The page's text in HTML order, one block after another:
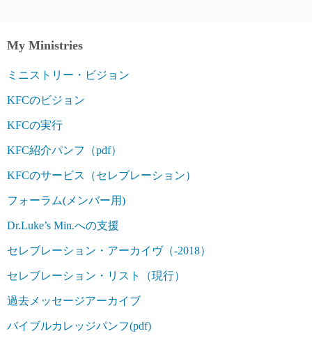
My Ministries
ミニストリー・ビジョン
KFCのビジョン
KFCの実行
KFC紹介パンフ（pdf）
KFCのサービス（セレブレーション）
フォーラム(メンバー用)
Dr.Luke’s Min.への支援
セレブレーション・アーカイヴ（-2018）
セレブレーション・リスト（現行）
過去メッセージアーカイブ
バイブルカレッジパンフ(pdf)